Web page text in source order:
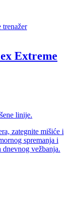
Extreme
linije.
zategnite mišiće i
spremanja i
dnevnog vežbanja.